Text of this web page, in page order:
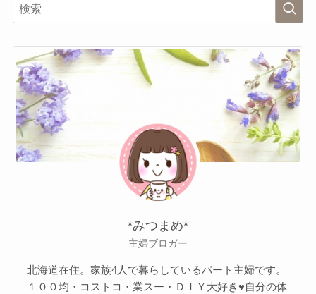
*みつまめ*
主婦ブロガー
北海道在住。家族4人で暮らしているパート主婦です。
１００均・コストコ・業スー・ＤＩＹ大好き♥自分の体